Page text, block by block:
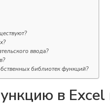
ввода?
библиотек функций?
в Excel